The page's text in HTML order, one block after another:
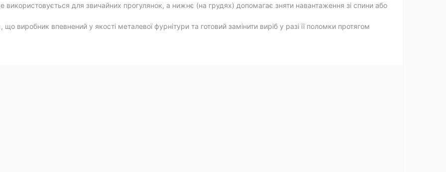
використовується для звичайних прогулянок, а нижнє (на грудях) допомагає зняти навантаження зі спини або
виробник впевнений у якості металевої фурнітури та готовий замінити виріб у разі її поломки протягом